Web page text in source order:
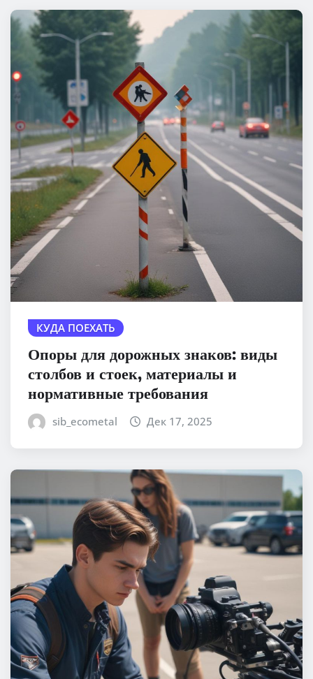
КУДА ПОЕХАТЬ
Опоры для дорожных знаков: виды
столбов и стоек, материалы и
нормативные требования
sib_ecometal Дек 17, 2025